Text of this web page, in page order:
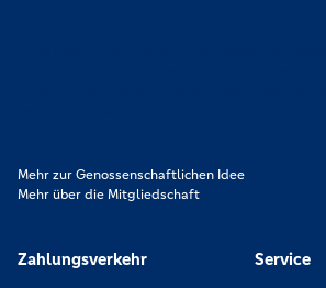
Mehr zur Genossenschaftlichen Idee
Mehr über die Mitgliedschaft
Zahlungsverkehr Service